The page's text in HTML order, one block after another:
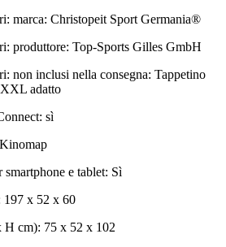
marca: Christopeit Sport Germania®
produttore: Top-Sports Gilles GmbH
non inclusi nella consegna: Tappetino
adatto
sì
e tablet: Sì
x 52 x 60
H cm): 75 x 52 x 102